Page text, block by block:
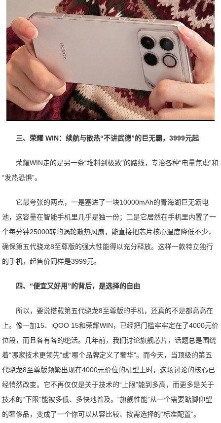
三、荣耀 WIN：续航与散热“不讲武德”的巨无霸，3999元起
荣耀WIN走的是另一条“堆料到极致”的路线，专治各种“电量焦虑”和
“发热恐惧”。
它最夸张的两点，一是塞进了一块10000mAh的青海湖巨无霸电
池，这容量在智能手机里几乎是独一份；二是它居然在手机里内置了一
个每分钟25000转的涡轮散热风扇，能直接把芯片核心温度降低不少，
确保第五代骁龙8至尊版的强大性能得以充分释放。这样一款特立独行
的手机，起售价同样是3999元。
四、“便宜又好用”的背后，是选择的自由
所以，要说搭载第五代骁龙8至尊版的手机，还真的不是都高高在
上。像一加15、iQOO 15和荣耀WIN，已经把门槛牢牢定在了4000元价
位段，而且各有各的绝活。几年前，我们讨论旗舰芯片，话题总是围绕
着“哪家技术更领先”或“哪个品牌定义了奢华”。而今天，当顶级的第五
代骁龙8至尊版频繁出现在4000元价位的机型上时，这场讨论的核心已
经悄然改变。它不再仅仅是关于技术的“上限”能到多高，而更多是关于
技术的“下限”能被多低、多快地普及。“旗舰性能”从一个需要踮脚仰望
的奢侈品，变成了一个你可以从容比较、按需选择的“标准配置”。